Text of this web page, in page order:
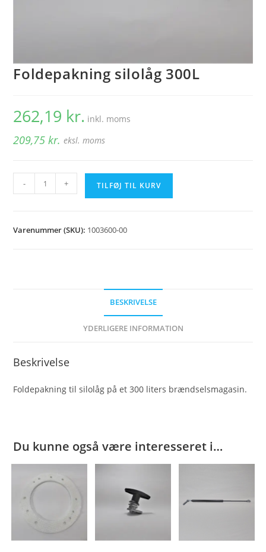
Foldepakning silolåg 300L
262,19 kr. inkl. moms
209,75kr. eksl. moms
Foldepakning
silolåg
- + TILFØJ TIL KURV
Varenummer (SKU): 1003600-00
BESKRIVELSE
YDERLIGERE INFORMATION
Beskrivelse
Foldepakning til silolåg på et 300 liters brændselsmagasin.
Du kunne også være interesseret i…